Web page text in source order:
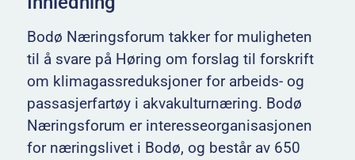
Bodø Næringsforum takker for muligheten
til å svare på Høring om forslag til forskrift
om klimagassreduksjoner for arbeids- og
passasjerfartøy i akvakulturnæring. Bodø
Næringsforum er interesseorganisasjonen
for næringslivet i Bodø, og består av 650